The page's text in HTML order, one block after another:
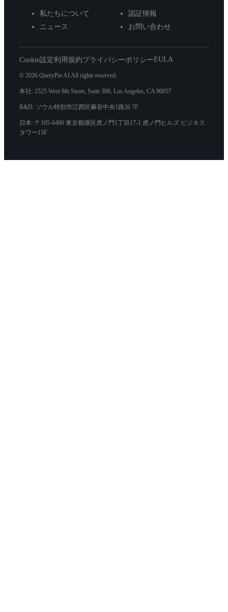
私たちについて
認証情報
ニュース
お問い合わせ
Cookie設定利用規約プライバシーポリシーEULA
© 2026 QueryPie AI All rights reserved.
本社: 2525 West 8th Street, Suite 300, Los Angeles, CA 90057
R&D: ソウル特別市江西区麻谷中央1路26 7F
日本: 〒105-6490 東京都港区虎ノ門1丁目17-1 虎ノ門ヒルズ ビジネス
タワー15F